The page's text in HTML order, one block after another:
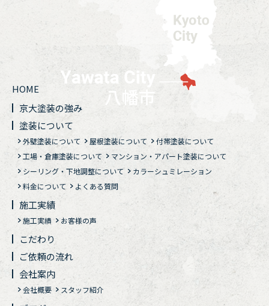
HOME
京大塗装の強み
塗装について
外壁塗装について 屋根塗装について
付帯塗装について
工場・倉庫塗装について
マンション・アパート塗装について
シーリング・下地調整について
カラーシュミレーション
料金について
よくある質問
施工実績
施工実績 お客様の声
こだわり
ご依頼の流れ
会社案内
会社概要 スタッフ紹介